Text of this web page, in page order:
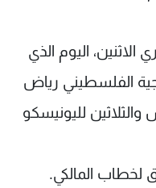
اليوم الذي
الفلسطيني رياض
والثلاثين لليونيسكو
لخطاب المالكي.